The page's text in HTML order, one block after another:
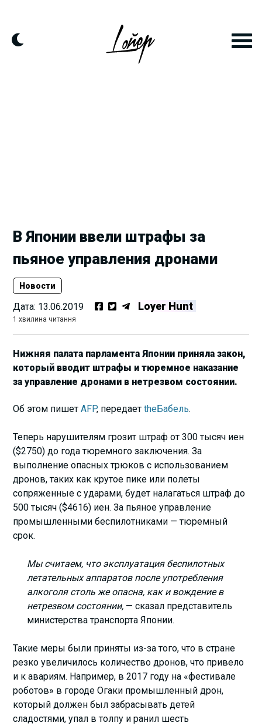
контенту
В Японии ввели штрафы за
пьяное управления дронами
Новости
Дата: 13.06.2019 Loyer Hunt
1 хвилина читання
Нижняя палата парламента Японии приняла закон,
который вводит штрафы и тюремное наказание
за управление дронами в нетрезвом состоянии.
Об этом пишетAFP, передаетtheБабель.
Теперь нарушителям грозит штраф от 300 тысяч иен
($2750) до года тюремного заключения. За
выполнение опасных трюков с использованием
дронов, таких как крутое пике или полеты
сопряженные с ударами, будет налагаться штраф до
500 тысяч ($4616) иен. За пьяное управление
промышленными беспилотниками — тюремный
срок.
Мы считаем, что эксплуатация беспилотных
летательных аппаратов после употребления
алкоголя столь же опасна, как и вождение в
нетрезвом состоянии, — сказал представитель
министерства транспорта Японии.
Такие меры были приняты из-за того, что в стране
резко увеличилось количество дронов, что привело
и к авариям. Например, в 2017 году на «фестивале
роботов» в городе Огаки промышленный дрон,
который должен был забрасывать детей
сладостями, упал в толпу и ранил шесть